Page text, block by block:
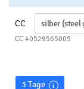
CC
CC 40529565005
3 Tage